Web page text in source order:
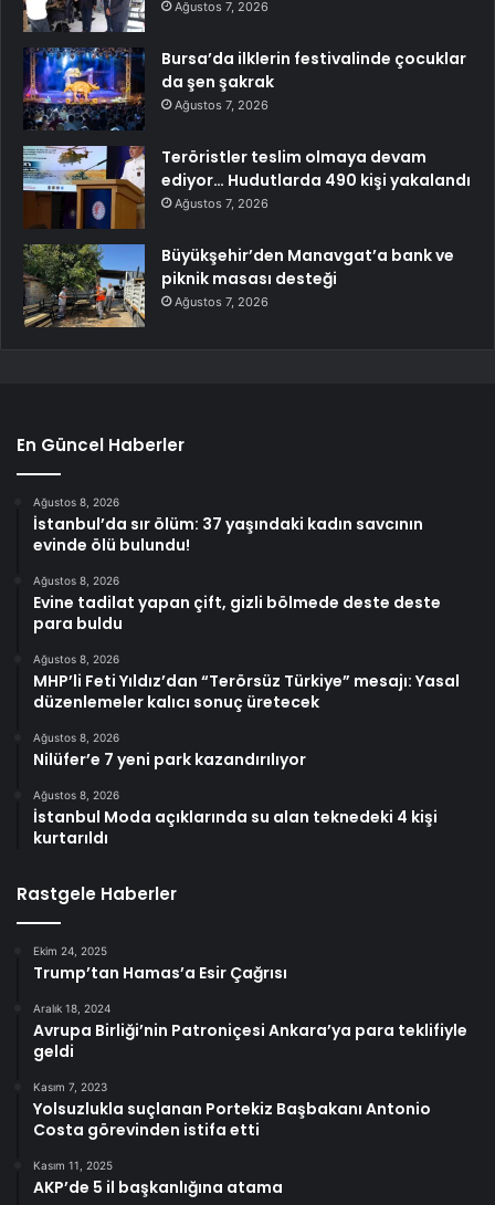
Ağustos 7, 2026
Bursa’da ilklerin festivalinde çocuklar
da şen şakrak
Ağustos 7, 2026
Teröristler teslim olmaya devam
ediyor… Hudutlarda 490 kişi yakalandı
Ağustos 7, 2026
Büyükşehir’den Manavgat’a bank ve
piknik masası desteği
Ağustos 7, 2026
En Güncel Haberler
Ağustos 8, 2026
İstanbul’da sır ölüm: 37 yaşındaki kadın savcının
evinde ölü bulundu!
Ağustos 8, 2026
Evine tadilat yapan çift, gizli bölmede deste deste
para buldu
Ağustos 8, 2026
MHP’li Feti Yıldız’dan “Terörsüz Türkiye” mesajı: Yasal
düzenlemeler kalıcı sonuç üretecek
Ağustos 8, 2026
Nilüfer’e 7 yeni park kazandırılıyor
Ağustos 8, 2026
İstanbul Moda açıklarında su alan teknedeki 4 kişi
kurtarıldı
Rastgele Haberler
Ekim 24, 2025
Trump’tan Hamas’a Esir Çağrısı
Aralık 18, 2024
Avrupa Birliği’nin Patroniçesi Ankara’ya para teklifiyle
geldi
Kasım 7, 2023
Yolsuzlukla suçlanan Portekiz Başbakanı Antonio
Costa görevinden istifa etti
Kasım 11, 2025
AKP’de 5 il başkanlığına atama